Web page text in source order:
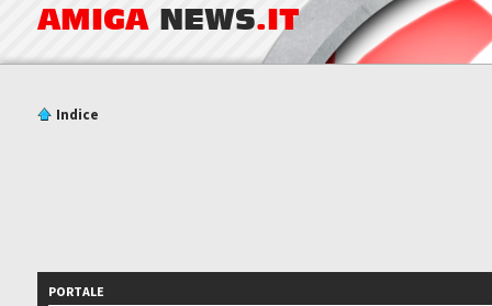
AMIGA NEWS.IT
Indice
PORTALE